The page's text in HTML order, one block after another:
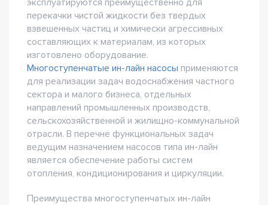
эксплуатируются преимущественно для
перекачки чистой жидкости без твердых
взвешенных частиц и химически агрессивных
составляющих к материалам, из которых
изготовлено оборудование.
Многоступенчатые ин-лайн насосы применяются
для реализации задач водоснабжения частного
сектора и малого бизнеса, отдельных
направлений промышленных производств,
сельскохозяйственной и жилищно-коммунальной
отрасли. В перечне функциональных задач
ведущим назначением насосов типа ин-лайн
является обеспечение работы систем
отопления, кондиционирования и циркуляции.
Преимущества многоступенчатых ин-лайн